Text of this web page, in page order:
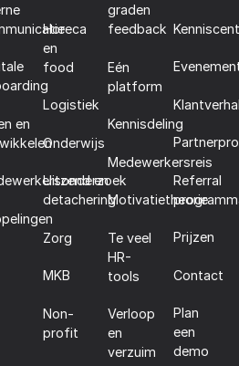
en
Horeca
en
food
Logistiek
Onderwijs
Uitzend en
detachering
Zorg
MKB
Non-
profit
graden
feedback
Eén
platform
Kennisdeling
Medewerkersreis
Motivatietheorie
Te veel
HR-
tools
Verloop
en
verzuim
Referral
Prijzen
Contact
Plan
een
demo